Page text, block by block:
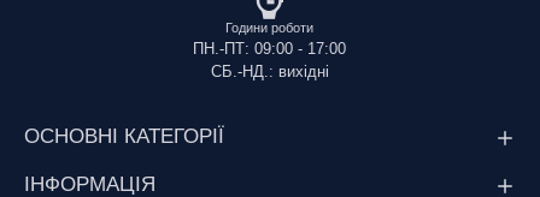
Години роботи
ПН.-ПТ: 09:00 - 17:00
СБ.-НД.: вихідні
ОСНОВНІ КАТЕГОРІЇ
ІНФОРМАЦІЯ